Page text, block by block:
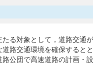
る対象として，道路交通
路交通環境を確保すると
公団で高速道路の計画・